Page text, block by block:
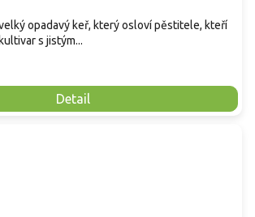
Detail
opadavý keř, který osloví pěstitele, kteří
s jistým...